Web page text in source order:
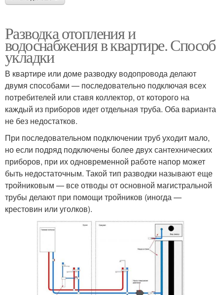
Разводка отопления и
водоснабжения в квартире. Способ
укладки
В квартире или доме разводку водопровода делают
двумя способами — последовательно подключая всех
потребителей или ставя коллектор, от которого на
каждый из приборов идет отдельная труба. Оба варианта
не без недостатков.
При последовательном подключении труб уходит мало,
но если подряд подключены более двух сантехнических
приборов, при их одновременной работе напор может
быть недостаточным. Такой тип разводки называют еще
тройниковым — все отводы от основной магистральной
трубы делают при помощи тройников (иногда —
крестовин или уголков).